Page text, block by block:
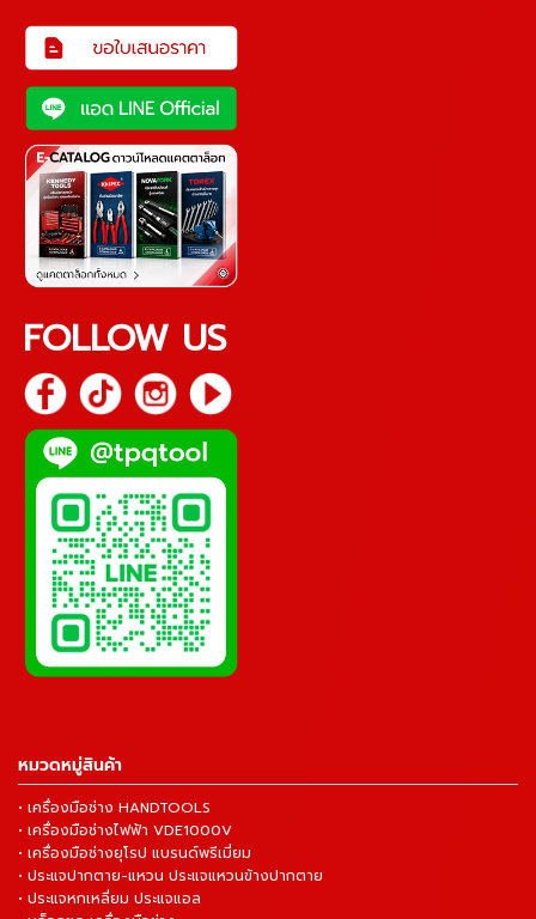
FOLLOW US
หมวดหมู่สินค้า
• เครื่องมือช่าง HANDTOOLS
• เครื่องมือช่างไฟฟ้า VDE1000V
• เครื่องมือช่างยุโรป แบรนด์พรีเมี่ยม
• ประแจปากตาย-แหวน ประแจแหวนข้างปากตาย
• ประแจหกเหลี่ยม ประแจแอล